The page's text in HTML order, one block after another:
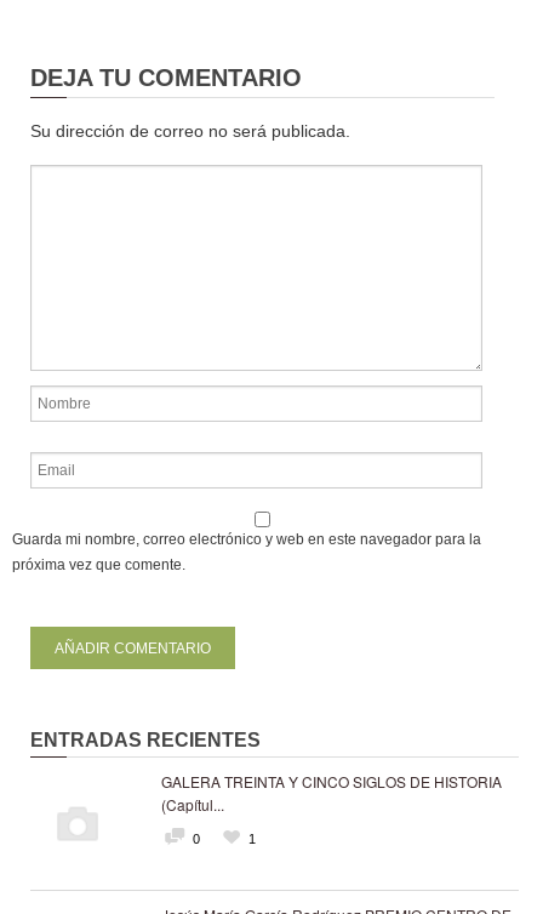
DEJA TU COMENTARIO
Su dirección de correo no será publicada.
Guarda mi nombre, correo electrónico y web en este navegador para la
próxima vez que comente.
ENTRADAS RECIENTES
GALERA TREINTA Y CINCO SIGLOS DE HISTORIA
(Capítul...
0 1